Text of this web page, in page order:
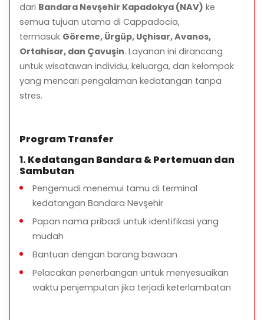
Sopir kami yang bertugas di gerbang bandara akan
menyambut Anda dengan papan yang bertuliskan
nama Anda.
Anda tanpa reservasi Anda.
dari Bandara Nevşehir Kapadokya (NAV) ke
semua tujuan utama di Cappadocia,
termasuk Göreme, Ürgüp, Uçhisar, Avanos,
Ortahisar, dan Çavuşin. Layanan ini dirancang
untuk wisatawan individu, keluarga, dan kelompok
yang mencari pengalaman kedatangan tanpa
stres.
Program Transfer
1. Kedatangan Bandara & Pertemuan dan
Sambutan
Pengemudi menemui tamu di terminal
kedatangan Bandara Nevşehir
Papan nama pribadi untuk identifikasi yang
mudah
Bantuan dengan barang bawaan
Pelacakan penerbangan untuk menyesuaikan
waktu penjemputan jika terjadi keterlambatan